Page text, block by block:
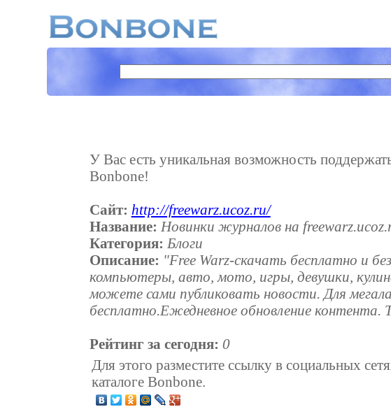
У Вас есть уникальная возможность
Bonbone!
Сайт: http://freewarz.ucoz.ru/
Название: Новинки журналов на
Категория: Блоги
Описание: "Free Warz-скачать бесплатно и
компьютеры, авто, мото, игры, девушки,
можете сами публиковать новости. Для
бесплатно.Ежедневное обновление
Рейтинг за сегодня: 0
Для этого разместите ссылку в социальных
каталоге Bonbone.